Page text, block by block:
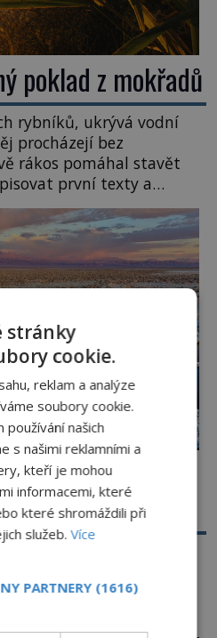
poklad z mokřadů
rybníků, ukrývá vodní
procházejí bez
rákos pomáhal stavět
první texty a
skromná, ale
člověka už tisíce let.
jen jako obyčejnou kulisu
však podívat […]
na Zemi: Kde
všemu
pod bodem mrazu,
kde celé roky
Na první pohled
vůbec nic. Přesto
organismy, které
stránky
cookie.
reklam a analýze
soubory cookie.
používání našich
s našimi reklamními a
kteří je mohou
informacemi, které
které shromáždili při
služeb.Více
PARTNERY (1616)